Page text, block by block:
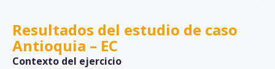
Resultados del estudio de caso
Antioquia – EC
Contexto del ejercicio